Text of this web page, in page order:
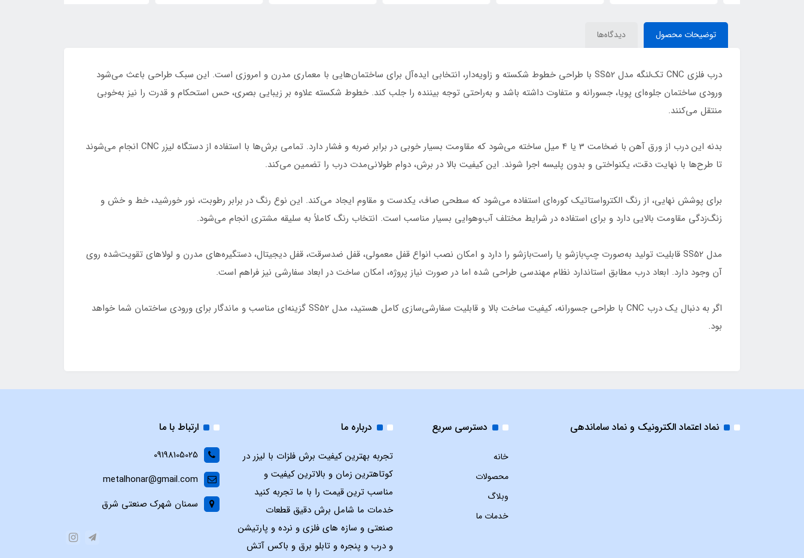
توضیحات محصول دیدگاه‌ها
درب فلزی CNC تک‌لنگه مدل SS52 با طراحی خطوط شکسته و زاویه‌دار، انتخابی ایده‌آل برای ساختمان‌هایی با معماری مدرن و امروزی است. این سبک طراحی باعث می‌شود
ورودی ساختمان جلوه‌ای پویا، جسورانه و متفاوت داشته باشد و به‌راحتی توجه بیننده را جلب کند. خطوط شکسته علاوه بر زیبایی بصری، حس استحکام و قدرت را نیز به‌خوبی
منتقل می‌کنند.
بدنه این درب از ورق آهن با ضخامت 3 یا 4 میل ساخته می‌شود که مقاومت بسیار خوبی در برابر ضربه و فشار دارد. تمامی برش‌ها با استفاده از دستگاه لیزر CNC انجام می‌شوند
تا طرح‌ها با نهایت دقت، یکنواختی و بدون پلیسه اجرا شوند. این کیفیت بالا در برش، دوام طولانی‌مدت درب را تضمین می‌کند.
برای پوشش نهایی، از رنگ الکترواستاتیک کوره‌ای استفاده می‌شود که سطحی صاف، یکدست و مقاوم ایجاد می‌کند. این نوع رنگ در برابر رطوبت، نور خورشید، خط و خش و
زنگ‌زدگی مقاومت بالایی دارد و برای استفاده در شرایط مختلف آب‌وهوایی بسیار مناسب است. انتخاب رنگ کاملاً به سلیقه مشتری انجام می‌شود.
مدل SS52 قابلیت تولید به‌صورت چپ‌بازشو یا راست‌بازشو را دارد و امکان نصب انواع قفل معمولی، قفل ضدسرقت، قفل دیجیتال، دستگیره‌های مدرن و لولاهای تقویت‌شده روی
آن وجود دارد. ابعاد درب مطابق استاندارد نظام مهندسی طراحی شده اما در صورت نیاز پروژه، امکان ساخت در ابعاد سفارشی نیز فراهم است.
اگر به دنبال یک درب CNC با طراحی جسورانه، کیفیت ساخت بالا و قابلیت سفارشی‌سازی کامل هستید، مدل SS52 گزینه‌ای مناسب و ماندگار برای ورودی ساختمان شما خواهد
بود.
نماد اعتماد الکترونیک و نماد ساماندهی دسترسی سریع
خانه
محصولات
وبلاگ
خدمات ما
درباره ما
تجربه بهترین کیفیت برش فلزات با لیزر در
کوتاهترین زمان و بالاترین کیفیت و
مناسب ترین قیمت را با ما تجربه کنید
خدمات ما شامل برش دقیق قطعات
صنعتی و سازه های فلزی و نرده و پارتیشن
و درب و پنجره و تابلو برق و باکس آتش
ارتباط با ما
09198105025
metalhonar@gmail.com
سمنان شهرک صنعتی شرق